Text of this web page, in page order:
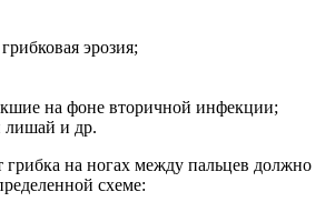
эрозия;
на фоне вторичной инфекции;
лишай и др.
на ногах между пальцев должно
схеме: